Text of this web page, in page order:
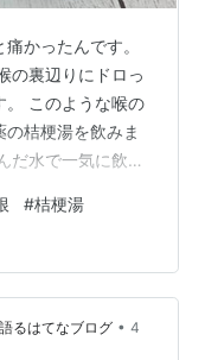
かったんです。
の裏辺りにドロっ
。 このような喉の
桔梗湯を飲みま
だ水で一気に飲み
下さい。 15分～
喉の不調に効果
大根は涼性の食材
は乾燥状態を改善
や咳を改善しま
#桔梗湯
るはてなブログ • 4